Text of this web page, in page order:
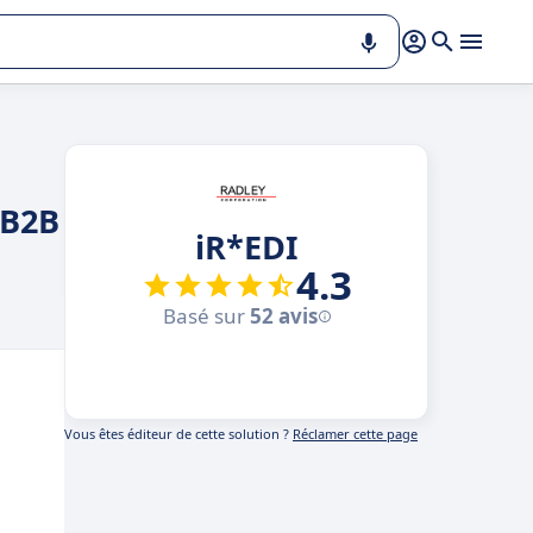
iR*EDI
4.3
Basé sur52 avis
Vous êtes éditeur de cette solution ? Réclamer cette page